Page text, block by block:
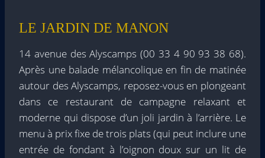
LE JARDIN DE MANON
14 avenue des Alyscamps (00 33 4 90 93 38 68).
Après une balade mélancolique en fin de matinée
autour des Alyscamps, reposez-vous en plongeant
dans ce restaurant de campagne relaxant et
moderne qui dispose d’un joli jardin à l’arrière. Le
menu à prix fixe de trois plats (qui peut inclure une
entrée de fondant à l’oignon doux sur un lit de